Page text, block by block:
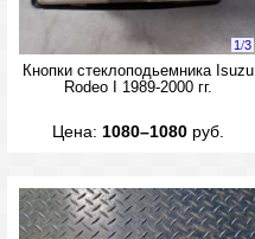
1/3
Кнопки стеклоподьемника Isuzu
Rodeo I 1989-2000 гг.
Цена: 1080–1080руб.